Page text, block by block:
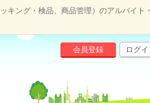
キング・検品、商品管理）のアルバイト
会員登録 ログイ